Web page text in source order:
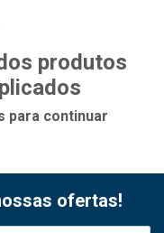
produtos
para continuar
ofertas!